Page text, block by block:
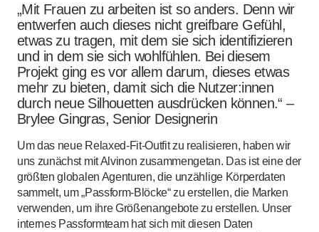
„Mit Frauen zu arbeiten ist so anders. Denn wir
entwerfen auch dieses nicht greifbare Gefühl,
etwas zu tragen, mit dem sie sich identifizieren
und in dem sie sich wohlfühlen. Bei diesem
Projekt ging es vor allem darum, dieses etwas
mehr zu bieten, damit sich die Nutzer:innen
durch neue Silhouetten ausdrücken können.“ –
Brylee Gingras, Senior Designerin
Um das neue Relaxed-Fit-Outfit zu realisieren, haben wir
uns zunächst mit Alvinon zusammengetan. Das ist eine der
größten globalen Agenturen, die unzählige Körperdaten
sammelt, um „Passform-Blöcke“ zu erstellen, die Marken
verwenden, um ihre Größenangebote zu erstellen. Unser
internes Passformteam hat sich mit diesen Daten